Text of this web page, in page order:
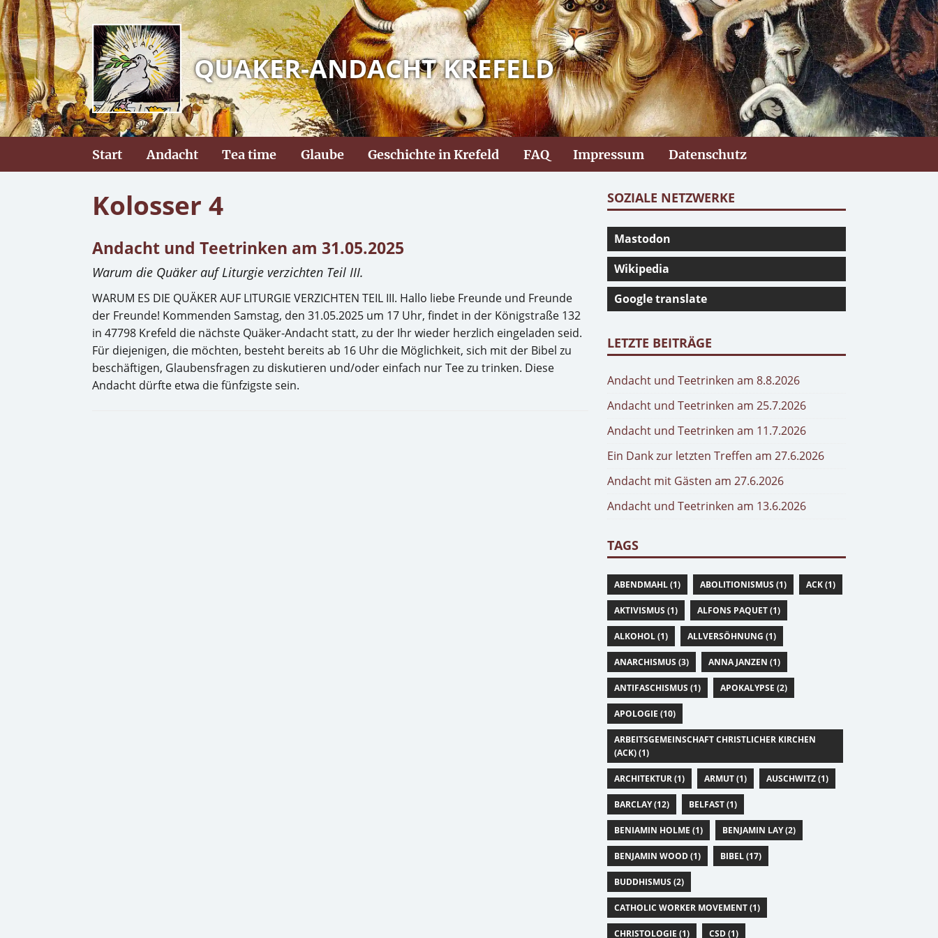
QUAKER-ANDACHT KREFELD
Start Andacht Tea time Glaube Geschichte in Krefeld FAQ Impressum Datenschutz
Kolosser 4
Andacht und Teetrinken am 31.05.2025
Warum die Quäker auf Liturgie verzichten Teil III.
WARUM ES DIE QUÄKER AUF LITURGIE VERZICHTEN TEIL III. Hallo liebe Freunde und Freunde
der Freunde! Kommenden Samstag, den 31.05.2025 um 17 Uhr, findet in der Königstraße 132
in 47798 Krefeld die nächste Quäker-Andacht statt, zu der Ihr wieder herzlich eingeladen seid.
Für diejenigen, die möchten, besteht bereits ab 16 Uhr die Möglichkeit, sich mit der Bibel zu
beschäftigen, Glaubensfragen zu diskutieren und/oder einfach nur Tee zu trinken. Diese
Andacht dürfte etwa die fünfzigste sein.
SOZIALE NETZWERKE
Mastodon
Wikipedia
Google translate
LETZTE BEITRÄGE
Andacht und Teetrinken am 8.8.2026
Andacht und Teetrinken am 25.7.2026
Andacht und Teetrinken am 11.7.2026
Ein Dank zur letzten Treffen am 27.6.2026
Andacht mit Gästen am 27.6.2026
Andacht und Teetrinken am 13.6.2026
TAGS
ABENDMAHL (1) ABOLITIONISMUS (1) ACK (1)
AKTIVISMUS (1) ALFONS PAQUET (1)
ALKOHOL (1) ALLVERSÖHNUNG (1)
ANARCHISMUS (3) ANNA JANZEN (1)
ANTIFASCHISMUS (1) APOKALYPSE (2)
APOLOGIE (10)
ARBEITSGEMEINSCHAFT CHRISTLICHER KIRCHEN
(ACK) (1)
ARCHITEKTUR (1) ARMUT (1) AUSCHWITZ (1)
BARCLAY (12) BELFAST (1)
BENIAMIN HOLME (1) BENJAMIN LAY (2)
BENJAMIN WOOD (1) BIBEL (17)
BUDDHISMUS (2)
CATHOLIC WORKER MOVEMENT (1)
CHRISTOLOGIE (1) CSD (1)